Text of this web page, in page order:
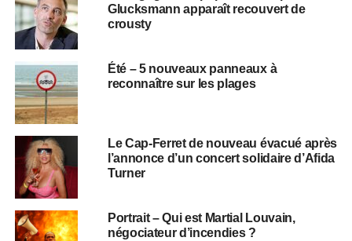
Glucksmann apparaît recouvert de
crousty
Été – 5 nouveaux panneaux à
reconnaître sur les plages
Le Cap-Ferret de nouveau évacué après
l’annonce d’un concert solidaire d’Afida
Turner
Portrait – Qui est Martial Louvain,
négociateur d’incendies ?